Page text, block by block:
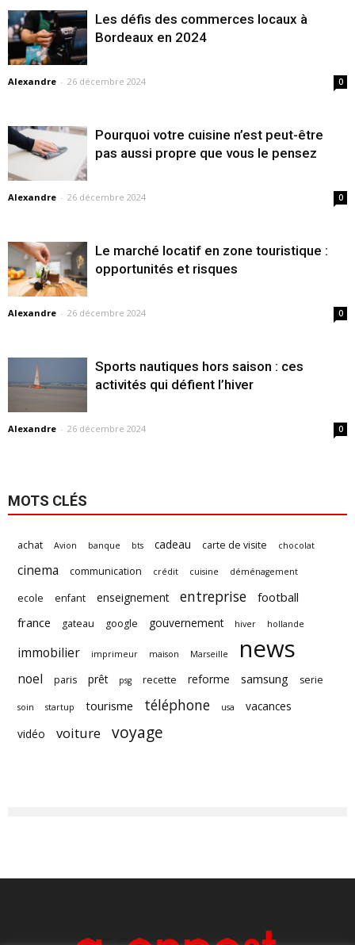
Les défis des commerces locaux à
Bordeaux en 2024
Alexandre - 26 décembre 2024 0
Pourquoi votre cuisine n’est peut-être
pas aussi propre que vous le pensez
Alexandre - 26 décembre 2024 0
Le marché locatif en zone touristique :
opportunités et risques
Alexandre - 26 décembre 2024 0
Sports nautiques hors saison : ces
activités qui défient l’hiver
Alexandre - 26 décembre 2024 0
MOTS CLÉS
achat Avion banque bts cadeau carte de visite chocolat
cinema communication crédit cuisine déménagement
ecole enfant enseignement entreprise
football
france
gateau google gouvernement hiver hollande
immobilier imprimeur maison Marseille news
noel paris prêt psg recette reforme samsung serie
soin startup tourisme téléphone usa
vacances
vidéo
voiture voyage